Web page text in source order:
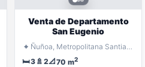
Venta de Departamento
San Eugenio
⌖
Ñuñoa, Metropolitana Santiago
🛏️3 🚿 2📐70 m2